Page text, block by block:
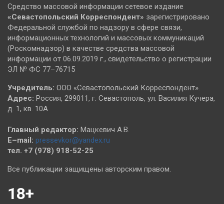
Средство массовой информации сетевое издание
«Севастопольский Корреспондент» зарегистрировано
Федеральной службой по надзору в сфере связи,
информационных технологий и массовых коммуникаций
(Роскомнадзор) в качестве средства массовой
информации от 06.09.2019 г., свидетельство о регистрации
ЭЛ № ФС 77–76715
Учредитель: ООО «Севастопольский Корреспондент».
Адрес: Россия, 299011, г. Севастополь, ул. Василия Кучера,
д. 1, кв. 10А
Главный редактор: Мацкевич А.В.
E–mail: pressevkor@yandex.ru
тел. +7 (978) 918-52-25
Все публикации защищены авторским правом.
18+